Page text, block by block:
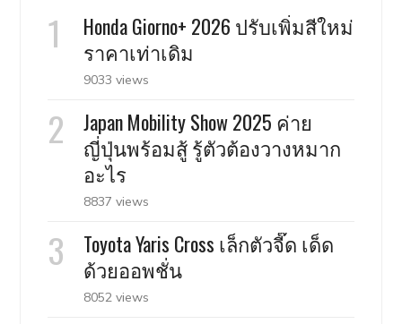
Honda Giorno+ 2026 ปรับเพิ่มสีใหม่
ราคาเท่าเดิม
9033 views
Japan Mobility Show 2025 ค่าย
ญี่ปุ่นพร้อมสู้ รู้ตัวต้องวางหมาก
อะไร
8837 views
Toyota Yaris Cross เล็กตัวจี๊ด เด็ด
ด้วยออพชั่น
8052 views